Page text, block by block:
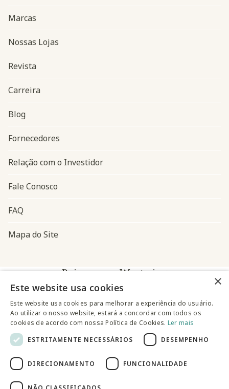
Navegação do rodapé
Marcas
Nossas Lojas
Revista
Carreira
Blog
Fornecedores
Relação com o Investidor
Fale Conosco
FAQ
Mapa do Site
Baixe o app Westwing
@westwingbr
Somos uma empresa certificada
×
Este website usa cookies
Este website usa cookies para melhorar a experiência do usuário.
Ao utilizar o nosso website, estará a concordar com todos os
cookies de acordo com nossa Política de Cookies. Ler mais
ESTRITAMENTE NECESSÁRIOS
DESEMPENHO
DIRECIONAMENTO FUNCIONALIDADE